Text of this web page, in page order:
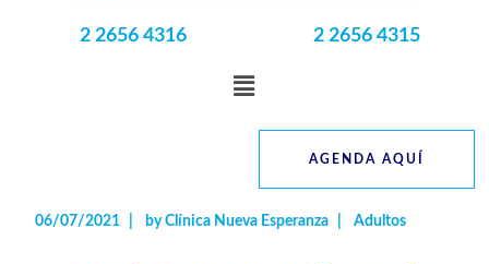
2 2656 4316 2 2656 4315
AGENDA AQUÍ
06/07/2021 byClínica Nueva Esperanza Adultos